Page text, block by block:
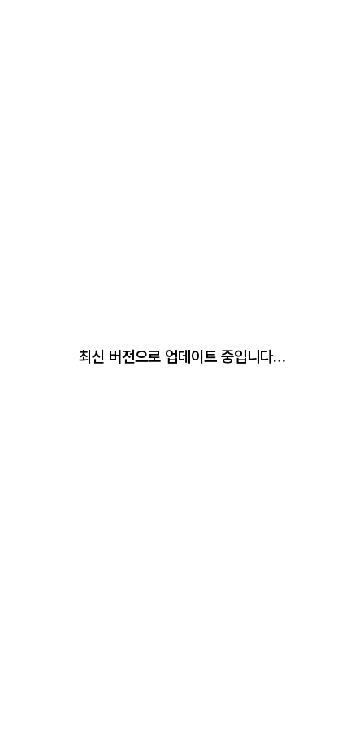
최신 버전으로 업데이트 중입니다…